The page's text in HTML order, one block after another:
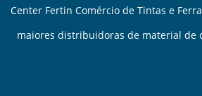
Center Fertin Comércio de Tintas e
maiores distribuidoras de material de